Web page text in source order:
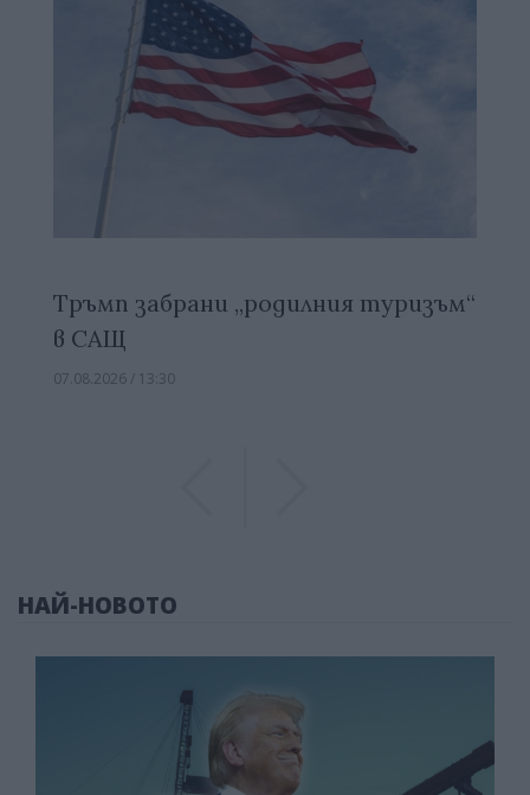
Тръмп забрани „родилния туризъм“
в САЩ
07.08.2026 / 13:30
НАЙ-НОВОТО